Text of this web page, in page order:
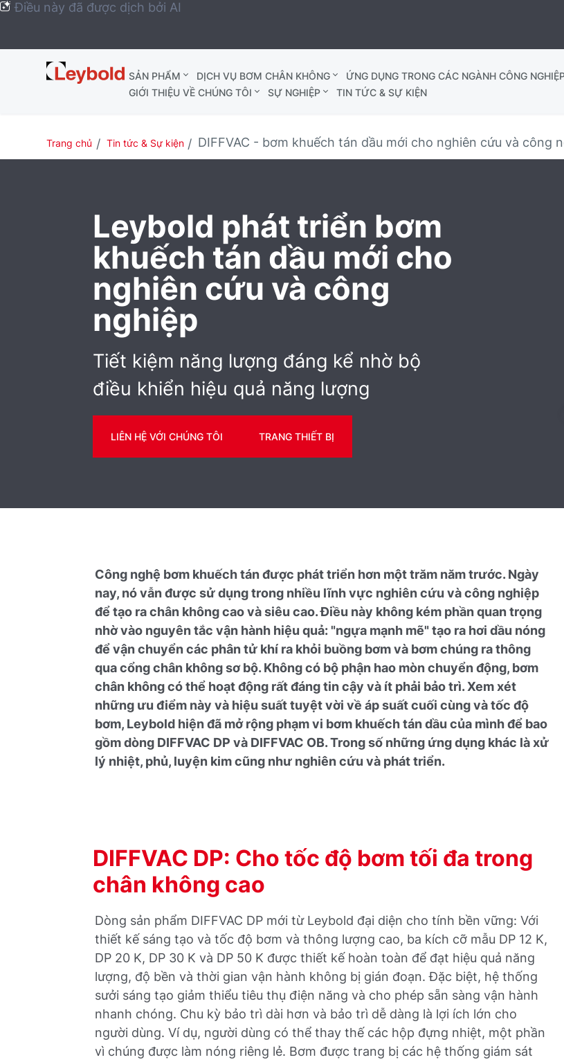
Điều này đã được dịch bởi AI
Leybold
Global
SẢN PHẨM DỊCH VỤ BƠM CHÂN KHÔNG ỨNG DỤNG TRONG CÁC NGÀNH CÔNG
GIỚI THIỆU VỀ CHÚNG TÔI
SỰ NGHIỆP TIN TỨC & SỰ KIỆN
Trang chủ Tin tức & Sự kiện DIFFVAC - bơm khuếch tán dầu mới cho nghiên cứu và công
Leybold phát triển bơm
khuếch tán dầu mới cho
nghiên cứu và công
nghiệp
Tiết kiệm năng lượng đáng kể nhờ bộ
điều khiển hiệu quả năng lượng
LIÊN HỆ VỚI CHÚNG TÔI TRANG THIẾT BỊ
Công nghệ bơm khuếch tán được phát triển hơn một trăm năm trước. Ngày
nay, nó vẫn được sử dụng trong nhiều lĩnh vực nghiên cứu và công nghiệp
để tạo ra chân không cao và siêu cao. Điều này không kém phần quan trọng
nhờ vào nguyên tắc vận hành hiệu quả: "ngựa mạnh mẽ" tạo ra hơi dầu nóng
để vận chuyển các phân tử khí ra khỏi buồng bơm và bơm chúng ra thông
qua cổng chân không sơ bộ. Không có bộ phận hao mòn chuyển động, bơm
chân không có thể hoạt động rất đáng tin cậy và ít phải bảo trì. Xem xét
những ưu điểm này và hiệu suất tuyệt vời về áp suất cuối cùng và tốc độ
bơm, Leybold hiện đã mở rộng phạm vi bơm khuếch tán dầu của mình để bao
gồm dòng DIFFVAC DP và DIFFVAC OB. Trong số những ứng dụng khác là xử
lý nhiệt, phủ, luyện kim cũng như nghiên cứu và phát triển.
DIFFVAC DP: Cho tốc độ bơm tối đa trong
chân không cao
Dòng sản phẩm DIFFVAC DP mới từ Leybold đại diện cho tính bền vững: Với
thiết kế sáng tạo và tốc độ bơm và thông lượng cao, ba kích cỡ mẫu DP 12 K,
DP 20 K, DP 30 K và DP 50 K được thiết kế hoàn toàn để đạt hiệu quả năng
lượng, độ bền và thời gian vận hành không bị gián đoạn. Đặc biệt, hệ thống
sưởi sáng tạo giảm thiểu tiêu thụ điện năng và cho phép sẵn sàng vận hành
nhanh chóng. Chu kỳ bảo trì dài hơn và bảo trì dễ dàng là lợi ích lớn cho
người dùng. Ví dụ, người dùng có thể thay thế các hộp đựng nhiệt, một phần
vì chúng được làm nóng riêng lẻ. Bơm được trang bị các hệ thống giám sát